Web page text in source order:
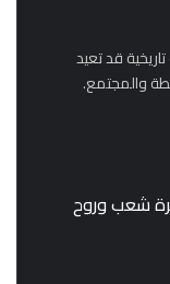
قد تعيد
والمجتمع.
شعب وروح